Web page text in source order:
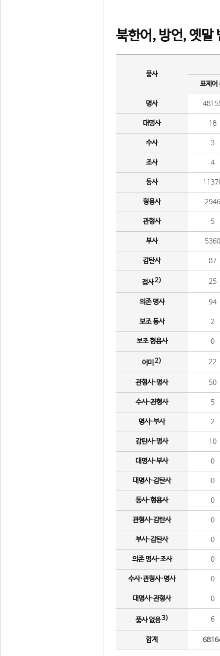
북한어, 방언, 옛말
품사
표제어
명사
대명사 18
수사 3
조사 4
동사
형용사 2946
관형사 5
부사 5360
감탄사 87
접사2) 25
의존 명사 94
보조 동사 2
보조 형용사 0
어미 2) 22
관형사·명사 50
수사·관형사 5
명사·부사 2
감탄사·명사 10
대명사·부사 0
대명사·감탄사 0
동사·형용사 0
관형사·감탄사 0
부사·감탄사 0
의존 명사·조사 0
수사·관형사·명사 0
대명사·관형사 0
품사 없음3) 6
합계